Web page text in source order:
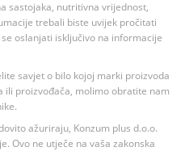
sastojaka, nutritivna vrijednost,
trebali biste uvijek pročitati
oslanjati isključivo na informacije
savjet o bilo kojoj marki proizvoda
ili proizvođača, molimo obratite nam
ažuriraju, Konzum plus d.o.o.
Ovo ne utječe na vaša zakonska